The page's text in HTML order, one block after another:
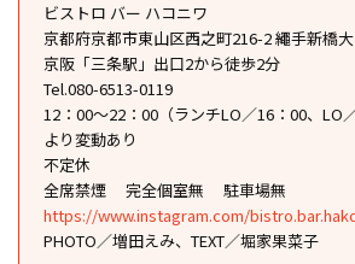
ビストロ バー ハコニワ
京都府京都市東山区西之町216-2 繩手新橋
京阪「三条駅」出口2から徒歩2分
Tel.080-6513-0119
12：00〜22：00（ランチLO／16：00、
より変動あり
不定休
全席禁煙
完全個室無
駐車場無
https://www.instagram.com/
PHOTO／増田えみ、TEXT／堀家果菜子